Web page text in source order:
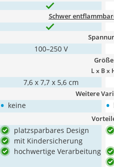
Schwer
100–250 V
Größe
L x B x
7,6 x 7,7 x 5,6 cm
Weitere
• keine •
platzsparbares Design
mit Kindersicherung
hochwertige Verarbeitung